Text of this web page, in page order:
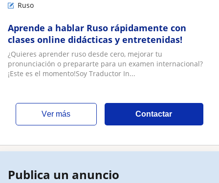
Ruso
Aprende a hablar Ruso rápidamente con
clases online didácticas y entretenidas!
¿Quieres aprender ruso desde cero, mejorar tu
pronunciación o prepararte para un examen internacional?
¡Este es el momento!Soy Traductor In...
ver más Contactar
Publica un anuncio